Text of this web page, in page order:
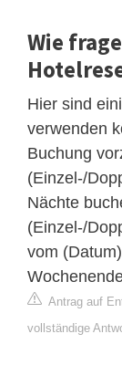
Wie
Hier sind
verwenden
Buchung
(Einzel-/
Nächte
(Einzel-/
vom
Antrag auf
vollständige